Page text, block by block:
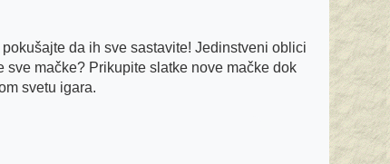
da ih sve sastavite! Jedinstveni oblici
mačke? Prikupite slatke nove mačke dok
svetu igara.